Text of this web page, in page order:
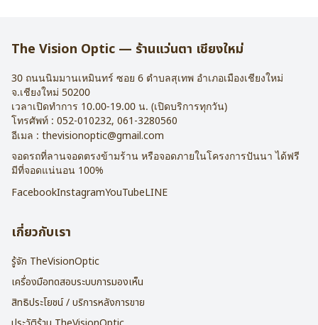
The Vision Optic — ร้านแว่นตา เชียงใหม่
30 ถนนนิมมานเหมินทร์ ซอย 6 ตำบลสุเทพ อำเภอเมืองเชียงใหม่
จ.เชียงใหม่ 50200
เวลาเปิดทำการ 10.00-19.00 น. (เปิดบริการทุกวัน)
โทรศัพท์ : 052-010232, 061-3280560
อีเมล : thevisionoptic@gmail.com
จอดรถที่ลานจอดตรงข้ามร้าน หรือจอดภายในโครงการปันนา ได้ฟรี
มีที่จอดแน่นอน 100%
FacebookInstagramYouTubeLINE
เกี่ยวกับเรา
รู้จัก TheVisionOptic
เครื่องมือทดสอบระบบการมองเห็น
สิทธิประโยชน์ / บริการหลังการขาย